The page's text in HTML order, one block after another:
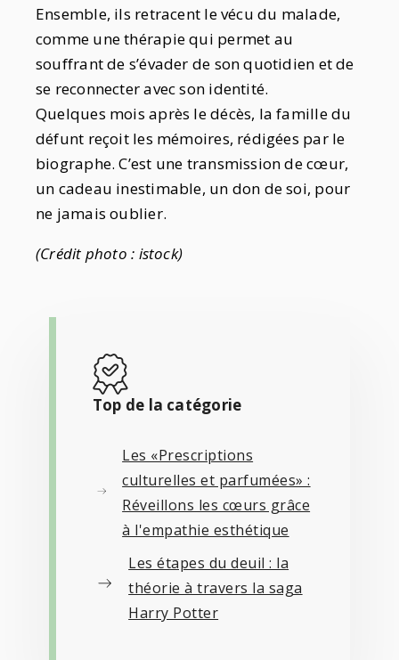
Ensemble, ils retracent le vécu du malade,
comme une thérapie qui permet au
souffrant de s’évader de son quotidien et de
se reconnecter avec son identité.
Quelques mois après le décès, la famille du
défunt reçoit les mémoires, rédigées par le
biographe. C’est une transmission de cœur,
un cadeau inestimable, un don de soi, pour
ne jamais oublier.
(Crédit photo : istock)
Top de la catégorie
Les «Prescriptions
culturelles et parfumées» :
Réveillons les cœurs grâce
à l'empathie esthétique
Les étapes du deuil : la
théorie à travers la saga
Harry Potter